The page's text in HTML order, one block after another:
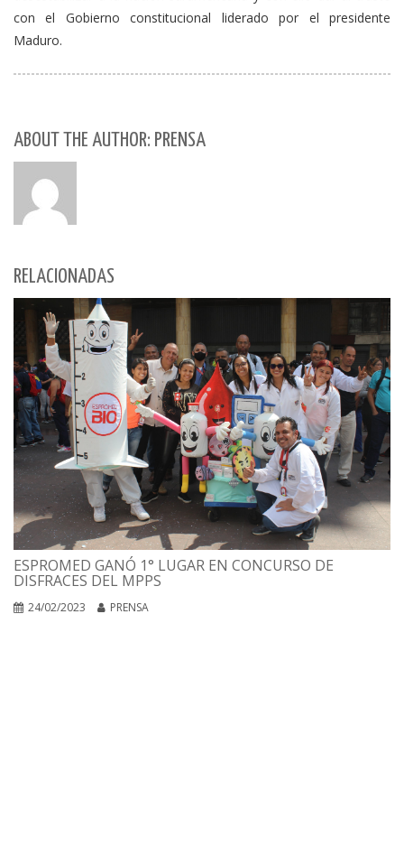
con el Gobierno constitucional liderado por el presidente
Maduro.
ABOUT THE AUTHOR: PRENSA
RELACIONADAS
ESPROMED GANÓ 1° LUGAR EN CONCURSO DE
DISFRACES DEL MPPS
24/02/2023 PRENSA